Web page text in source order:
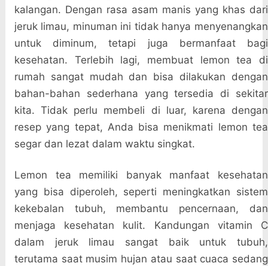
kalangan. Dengan rasa asam manis yang khas dari
jeruk limau, minuman ini tidak hanya menyenangkan
untuk diminum, tetapi juga bermanfaat bagi
kesehatan. Terlebih lagi, membuat lemon tea di
rumah sangat mudah dan bisa dilakukan dengan
bahan-bahan sederhana yang tersedia di sekitar
kita. Tidak perlu membeli di luar, karena dengan
resep yang tepat, Anda bisa menikmati lemon tea
segar dan lezat dalam waktu singkat.
Lemon tea memiliki banyak manfaat kesehatan
yang bisa diperoleh, seperti meningkatkan sistem
kekebalan tubuh, membantu pencernaan, dan
menjaga kesehatan kulit. Kandungan vitamin C
dalam jeruk limau sangat baik untuk tubuh,
terutama saat musim hujan atau saat cuaca sedang